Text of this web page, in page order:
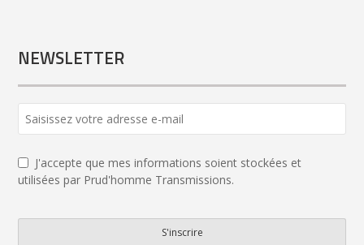
NEWSLETTER
Address *
J'accepte que mes informations soient stockées et
utilisées par Prud'homme Transmissions.
S'inscrire